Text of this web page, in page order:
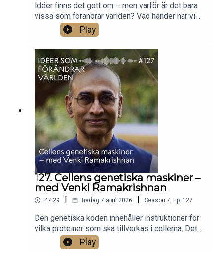
Idéer finns det gott om – men varför är det bara
vissa som förändrar världen? Vad händer när vi
går från att veta att något fungerar till att
förstå varför? Och varför började människor inte
använda sig av kunskap för att skapa tillväxt före
1700-talet?Kerstin Enflo, professor i ekonomisk
historia, tar avstamp i 2025 års
ekonomipristagare Joel Mokyrs forskning och
förklarar hur kunskap blir till verklig
förändring.Foto: Johan Persson.
Play
127. Cellens genetiska maskiner –
med Venki Ramakrishnan
47:29 | tisdag 7 april 2026 | Season 7, Ep. 127
Den genetiska koden innehåller instruktioner för
vilka proteiner som ska tillverkas i cellerna. Det
tog forskarna flera decennier att lära sig tolka
denna kod, men i cellen sker processen
Play